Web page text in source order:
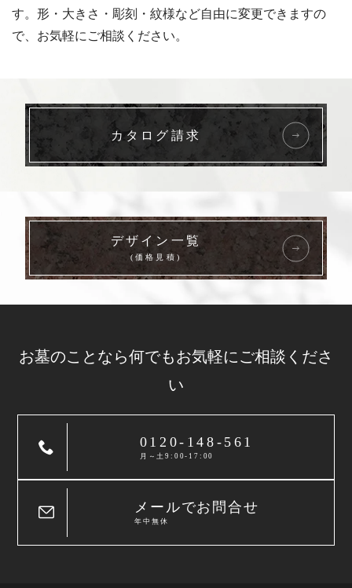
す。形・大きさ・彫刻・紋様など自由に変更できますの
で、お気軽にご相談ください。
カタログ請求
デザイン一覧
(価格見積)
お墓のことなら何でもお気軽にご相談くださ
い
0120-148-561
月～土9:00-17:00
メールでお問合せ
年中無休